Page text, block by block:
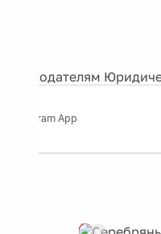
Рекламодателям
Telegram App